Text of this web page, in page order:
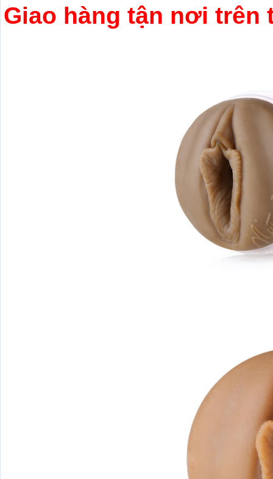
Giao hàng tận nơi trên